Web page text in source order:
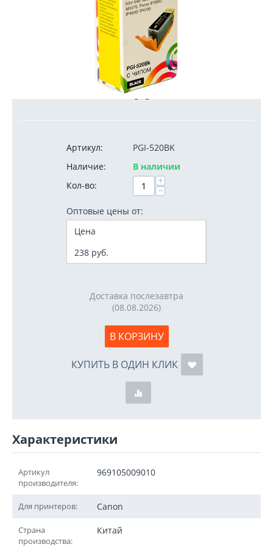
250руб.
Артикул:
PGI-520BK
Наличие:
В наличии
Кол-во:
+
−
Оптовые цены от:
Цена
238 руб.
Доставка послезавтра
(08.08.2026)
В КОРЗИНУ
КУПИТЬ В ОДИН КЛИК
Характеристики
Артикул
производителя:
969105009010
Для принтеров: Canon
Страна
производства:
Китай